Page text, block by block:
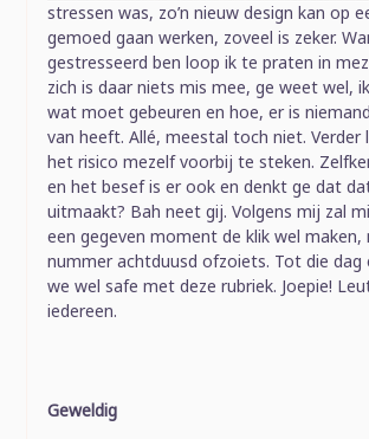
stressen was, zo’n nieuw design kan op
gemoed gaan werken, zoveel is zeker.
gestresseerd ben loop ik te praten in
zich is daar niets mis mee, ge weet wel,
wat moet gebeuren en hoe, er is
van heeft. Allé, meestal toch niet. Verder
het risico mezelf voorbij te steken.
en het besef is er ook en denkt ge dat
uitmaakt? Bah neet gij. Volgens mij zal
een gegeven moment de klik wel
nummer achtduusd ofzoiets. Tot die
we wel safe met deze rubriek. Joepie!
iedereen.
Geweldig